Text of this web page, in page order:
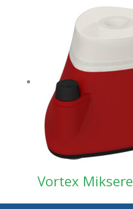
Vortex Miksere